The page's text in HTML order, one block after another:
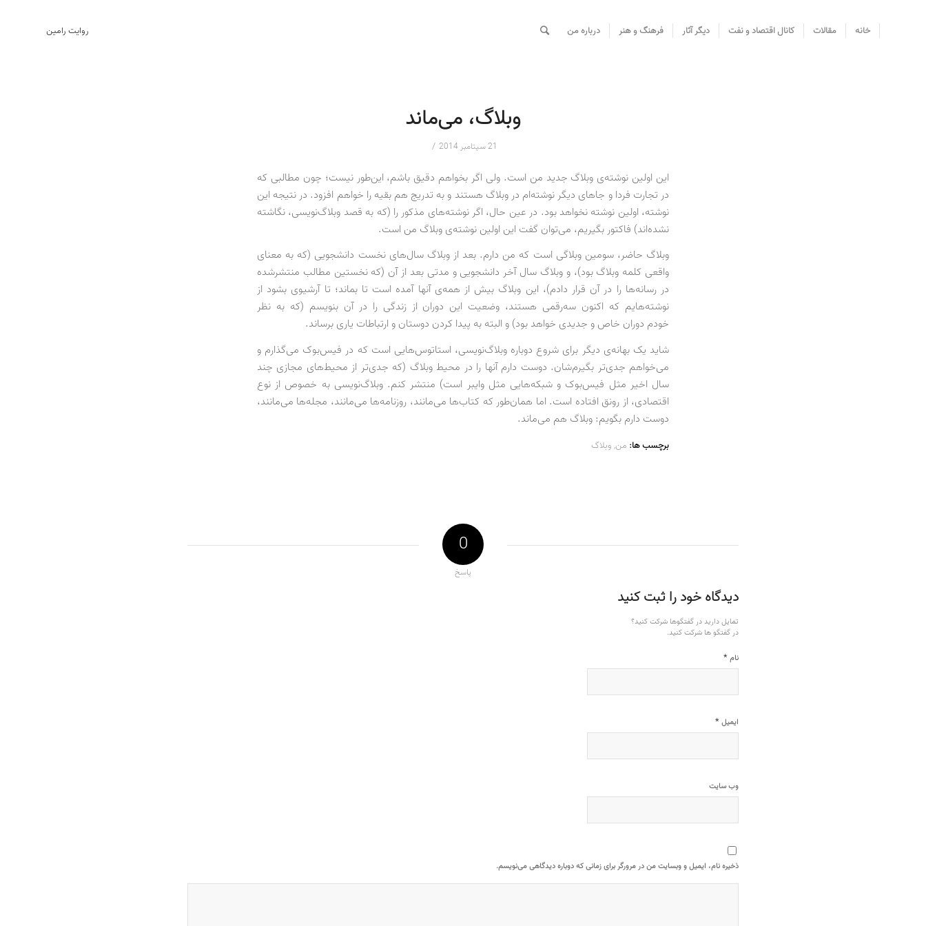
روایت رامین خانه مقالات کانال اقتصاد و نفت دیگر آثار فرهنگ و هنر درباره من
وبلاگ، می‌ماند
21 سپتامبر 2014 /
این اولین نوشته‌ی وبلاگ جدید من است. ولی اگر بخواهم دقیق باشم، این‌طور نیست؛ چون مطالبی که
در تجارت فردا و جاهای دیگر نوشته‌ام در وبلاگ هستند و به تدریج هم بقیه را خواهم افزود. در نتیجه این
نوشته، اولین نوشته نخواهد بود. در عین حال، اگر نوشته‌های مذکور را (که به قصد وبلاگ‌نویسی، نگاشته
نشده‌اند) فاکتور بگیریم، می‌توان گفت این اولین نوشته‌ی وبلاگ من است.
وبلاگ حاضر، سومین وبلاگی است که من دارم. بعد از وبلاگ سال‌های نخست دانشجویی (که به معنای
واقعی کلمه وبلاگ بود)، و وبلاگ سال آخر دانشجویی و مدتی بعد از آن (که نخستین مطالب منتشرشده
در رسانه‌ها را در آن قرار دادم)، این وبلاگ بیش از همه‌ی آنها آمده است تا بماند؛ تا آرشیوی بشود از
نوشته‌هایم که اکنون سه‌رقمی هستند، وضعیت این دوران از زندگی را در آن بنویسم (که به نظر
خودم دوران خاص و جدیدی خواهد بود) و البته به پیدا کردن دوستان و ارتباطات یاری برساند.
شاید یک بهانه‌ی دیگر برای شروع دوباره وبلاگ‌نویسی، استاتوس‌هایی است که در فیس‌بوک می‌گذارم و
می‌خواهم جدی‌تر بگیرم‌شان. دوست دارم آنها را در محیط وبلاگ (که جدی‌تر از محیط‌های مجازی چند
سال اخیر مثل فیس‌بوک و شبکه‌هایی مثل وایبر است) منتشر کنم. وبلاگ‌نویسی به خصوص از نوع
اقتصادی، از رونق افتاده است. اما همان‌طور که کتاب‌ها می‌مانند، روزنامه‌ها می‌مانند، مجله‌ها می‌مانند،
دوست دارم بگویم: وبلاگ هم می‌ماند.
برچسب ها: من,وبلاگ
0
پاسخ
دیدگاه خود را ثبت کنید
تمایل دارید در گفتگوها شرکت کنید؟
در گفتگو ها شرکت کنید.
نام *
ایمیل *
وب‌ سایت
ذخیره نام، ایمیل و وبسایت من در مرورگر برای زمانی که دوباره دیدگاهی می‌نویسم.